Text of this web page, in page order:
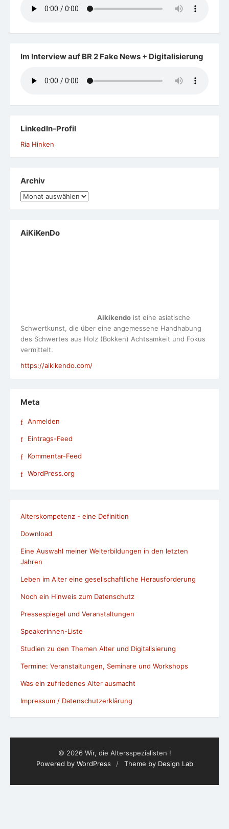
Im Interview auf BR 2 Fake News + Digitalisierung
LinkedIn-Profil
Ria Hinken
Archiv
Archiv
AiKiKenDo
Meta
Anmelden
Eintrags-Feed
WordPress.org
Speakerinnen-Liste
Studien zu den Themen Alter und Digitalisierung
Termine: Veranstaltungen, Seminare und Workshops
Was ein zufriedenes Alter ausmacht
Impressum / Datenschutzerklärung
© 2026 Wir, die Altersspezialisten !